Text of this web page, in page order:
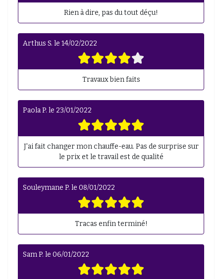
Rien à dire, pas du tout déçu!
Arthus S. le 14/02/2022
Travaux bien faits
Paola P. le 23/01/2022
J'ai fait changer mon chauffe-eau. Pas de surprise sur
le prix et le travail est de qualité
Souleymane P. le 08/01/2022
Tracas enfin terminé!
Sam P. le 06/01/2022